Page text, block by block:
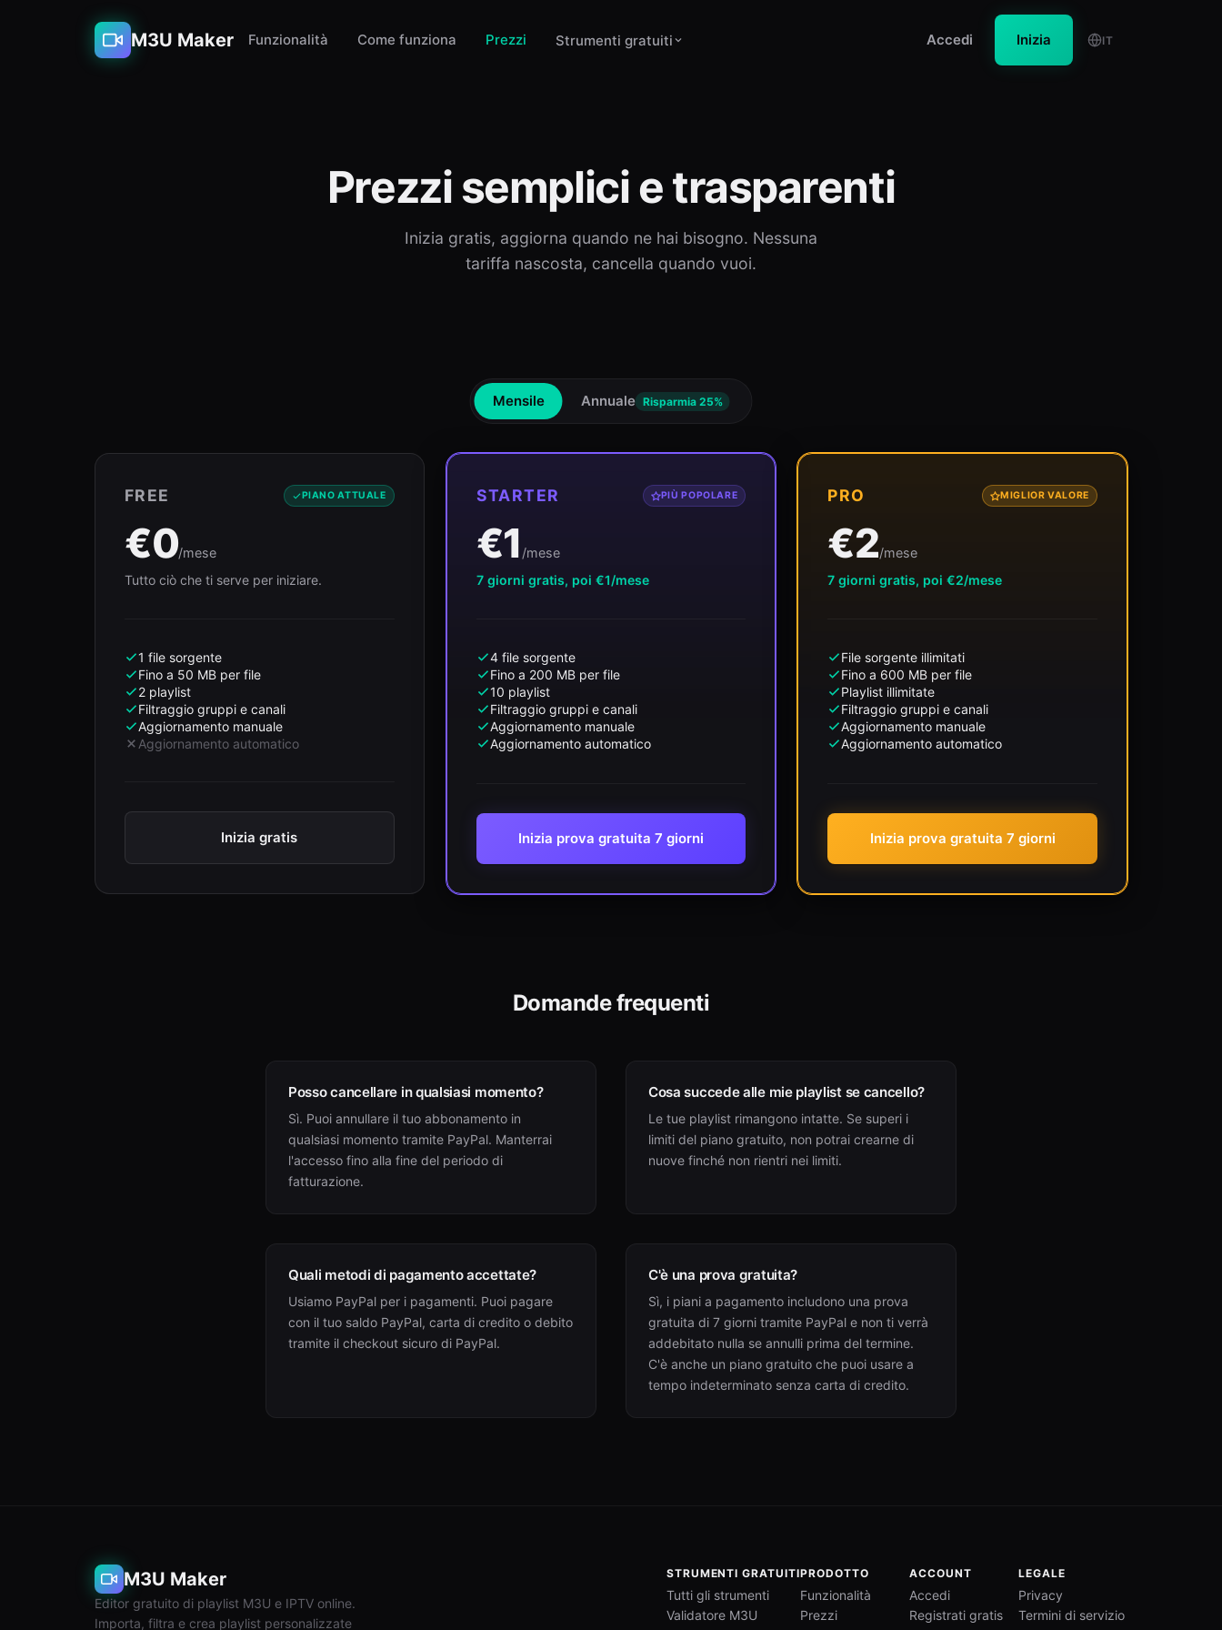
M3U Maker Funzionalità Come funziona Prezzi Strumenti gratuiti Accedi Inizia IT
Prezzi semplici e trasparenti
Inizia gratis, aggiorna quando ne hai bisogno. Nessuna
tariffa nascosta, cancella quando vuoi.
Mensile Annuale Risparmia 25%
FREE PIANO ATTUALE
€0/mese
Tutto ciò che ti serve per iniziare.
1 file sorgente
Fino a 50 MB per file
2 playlist
Filtraggio gruppi e canali
Aggiornamento manuale
Aggiornamento automatico
Inizia gratis
STARTER PIÙ POPOLARE
€1 /mese
7 giorni gratis, poi €1/mese
4 file sorgente
Fino a 200 MB per file
10 playlist
Filtraggio gruppi e canali
Aggiornamento manuale
Aggiornamento automatico
Inizia prova gratuita 7 giorni
PRO MIGLIOR VALORE
€2/mese
7 giorni gratis, poi €2/mese
File sorgente illimitati
Fino a 600 MB per file
Playlist illimitate
Filtraggio gruppi e canali
Aggiornamento manuale
Aggiornamento automatico
Inizia prova gratuita 7 giorni
Domande frequenti
Posso cancellare in qualsiasi momento?
Sì. Puoi annullare il tuo abbonamento in
qualsiasi momento tramite PayPal. Manterrai
l'accesso fino alla fine del periodo di
fatturazione.
Cosa succede alle mie playlist se cancello?
Le tue playlist rimangono intatte. Se superi i
limiti del piano gratuito, non potrai crearne di
nuove finché non rientri nei limiti.
Quali metodi di pagamento accettate?
Usiamo PayPal per i pagamenti. Puoi pagare
con il tuo saldo PayPal, carta di credito o debito
tramite il checkout sicuro di PayPal.
C'è una prova gratuita?
Sì, i piani a pagamento includono una prova
gratuita di 7 giorni tramite PayPal e non ti verrà
addebitato nulla se annulli prima del termine.
C'è anche un piano gratuito che puoi usare a
tempo indeterminato senza carta di credito.
M3U Maker
Editor gratuito di playlist M3U e IPTV online.
Importa, filtra e crea playlist personalizzate
STRUMENTI GRATUITI
Tutti gli strumenti
Validatore M3U
PRODOTTO
Funzionalità
Prezzi
ACCOUNT
Accedi
Registrati gratis
LEGALE
Privacy
Termini di servizio